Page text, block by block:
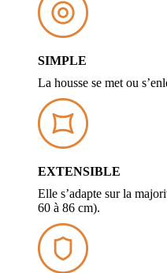
SIMPLE
La housse se met ou
EXTENSIBLE
Elle s’adapte sur la
60 à 86 cm).